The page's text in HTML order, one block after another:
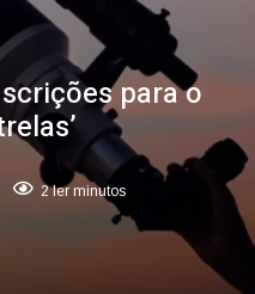
para o
2 ler minutos